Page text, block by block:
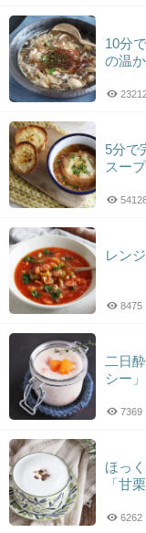
10分
の温
5分で
スープ
レン
8475
二日
シー」
7369
ほっ
「甘
6262